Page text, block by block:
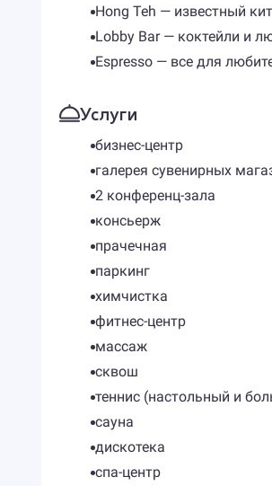
Hong Teh — известный
Lobby Bar — коктейли и
Espresso — все для
Услуги
бизнес-центр
галерея сувенирных
2 конференц-зала
консьерж
прачечная
паркинг
химчистка
фитнес-центр
массаж
сквош
теннис (настольный и
сауна
дискотека
спа-центр